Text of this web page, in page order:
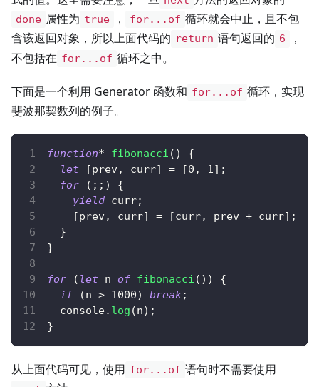
done 属性为 true ， for...of 循环就会中止，且不包
含该返回对象，所以上面代码的 return 语句返回的 6
，
不包括在 for...of 循环之中。
下面是一个利用 Generator 函数和 for...of 循环，实现
斐波那契数列的例子。
function* fibonacci ( )
{
let
[prev, curr] = [0 , 1] ;
for
( ; ; )
{
yield curr;
[prev, curr] = [curr, prev + curr] ;
}
}
for ( let n of fibonacci ( ) )
{
if
(n > 1000) break;
console. log (n) ;
}
从上面代码可见，使用 for...of 语句时不需要使用